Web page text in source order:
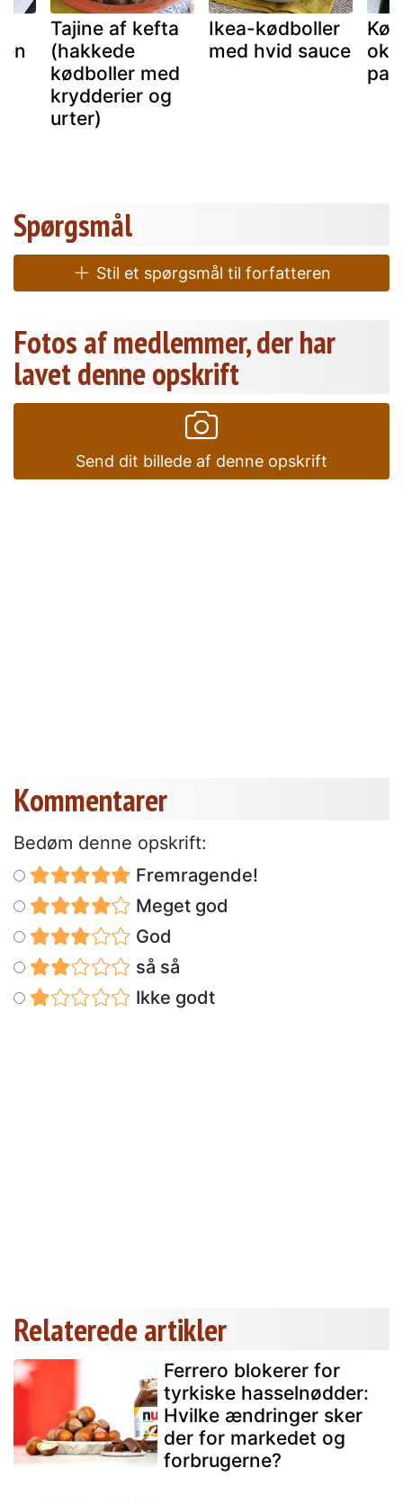
Tajine af kefta
(hakkede
kødboller med
krydderier og
urter)
Ikea-kødboller
med hvid sauce
Spørgsmål
Stil et spørgsmål til forfatteren
Fotos af medlemmer, der har
lavet denne opskrift
Send dit billede af denne opskrift
Kommentarer
Bedøm denne opskrift:
Fremragende!
Meget god
God
så så
Ikke godt
Relaterede artikler
Ferrero blokerer for
tyrkiske hasselnødder:
Hvilke ændringer sker
der for markedet og
forbrugerne?